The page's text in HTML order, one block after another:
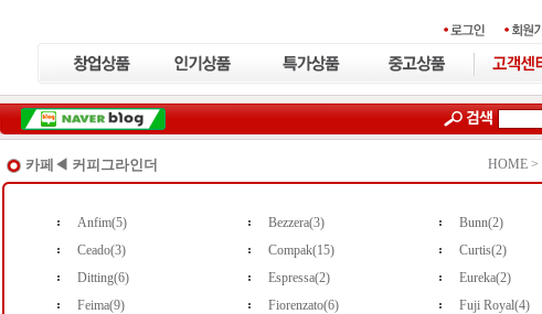
카페◀ 커피그라인더 HOME >
Anfim(5) Bezzera(3) Bunn(2)
Ceado(3)
Compak(15) Curtis(2)
Ditting(6)
Espressa(2) Eureka(2)
Feima(9)
Fiorenzato(6) Fuji Royal(4)